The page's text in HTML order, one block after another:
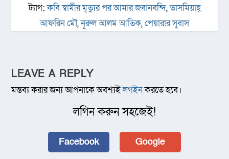
ট্যাগ:কবি স্বামীর মৃত্যুর পর আমার জবানবন্দি,তাসমিয়াহ্
আফরিন মৌ,নূরুল আলম আতিক,পেয়ারার সুবাস
LEAVE A REPLY
মন্তব্য করার জন্য আপনাকে অবশ্যইলগইনকরতে হবে।
লগিন করুন সহজেই!
Facebook Google